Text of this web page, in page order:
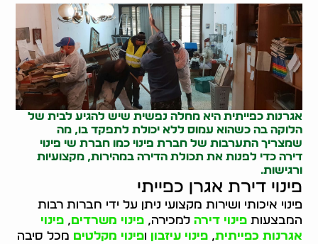
אגרנות כפייתית היא מחלה נפשית שיש להגיע לבית של
הלוקה בה כשהוא עמוס ללא יכולת לתפקד בו, מה
שמצריך התערבות של חברת פינוי כמו חברת שי פינוי
דירה כדי לפנות אתתכולת הדירה במהירות, מקצועיות
ורגישות.
פינוי דירת אגרן כפייתי
פינוי איכותי ושירות מקצועי ניתן על ידי חברות רבות
המבצעותפינוי דירה למכירה,פינוי משרדים,פינוי
אגרנות כפייתית,פינוי עיזבון ופינוי מקלטים מכל סיבה